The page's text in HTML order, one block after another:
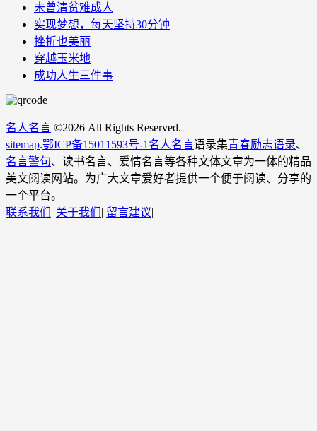
未曾清贫难成人
实现梦想，每天坚持30分钟
挫折也美丽
穿越玉米地
成功人生三件事
名人名言 ©2026 All Rights Reserved.
sitemap.鄂ICP备15011593号-1 名人名言语录集青春励志语录、
名言警句、读书名言、爱情名言等各种文体文章为一体的精品
美文阅读网站。为广大文章爱好者提供一个便于阅读、分享的
一个平台。
联系我们 | 关于我们 | 留言建议|